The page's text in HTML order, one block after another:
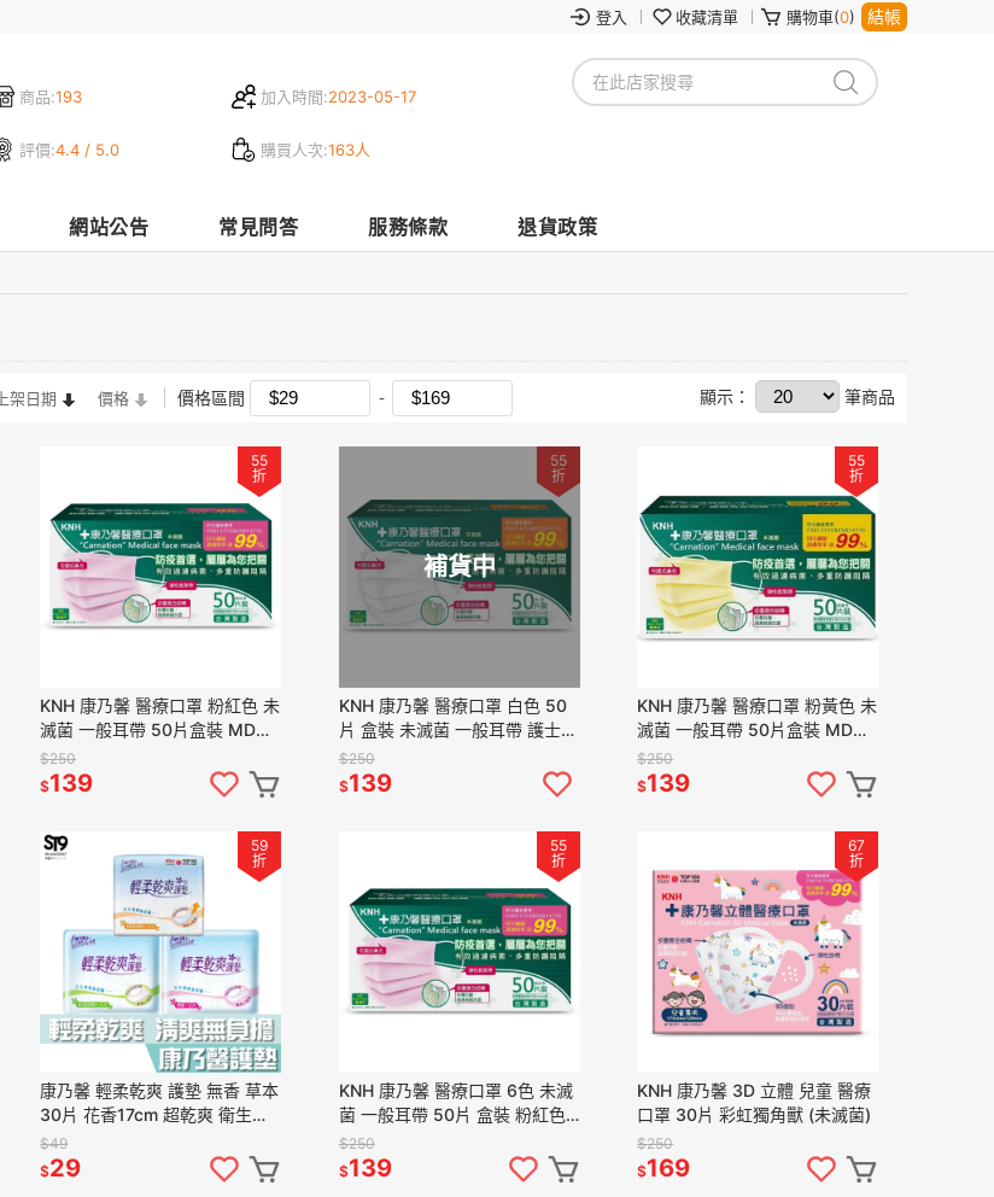
登入 收藏清單 購物車(0) 結帳
商品:193 加入時間:2023-05-17
評價:4.4 / 5.0 購買人次:163人
網站公告 常見問答 服務條款 退貨政策
上架日期 價格 價格區間 顯示： 筆商品
55
折
KNH 康乃馨 醫療口罩 粉紅色 未
滅菌 一般耳帶 50片盒裝 MD雙
鋼印
$250
$139
補貨中
55
折
KNH 康乃馨 醫療口罩 白色 50
片 盒裝 未滅菌 一般耳帶 護士
醫療人員
$250
$139
55
折
KNH 康乃馨 醫療口罩 粉黃色 未
滅菌 一般耳帶 50片盒裝 MD雙
鋼印
$250
$139
59
折
康乃馨 輕柔乾爽 護墊 無香 草本
30片 花香17cm 超乾爽 衛生棉
生理期 日用 經期使用 st9plus
$49
$29
55
折
KNH 康乃馨 醫療口罩 6色 未滅
菌 一般耳帶 50片 盒裝 粉紅色
粉藍色 粉黃色 粉綠色 粉紫色 白
色 現貨
$250
$139
67
折
KNH 康乃馨 3D 立體 兒童 醫療
口罩 30片 彩虹獨角獸 (未滅菌)
$250
$169